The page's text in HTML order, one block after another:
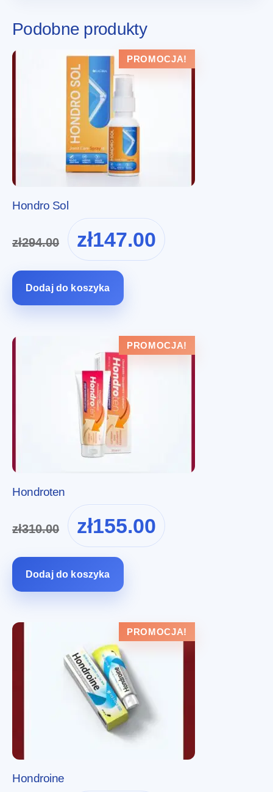
Podobne produkty
PROMOCJA!
Hondro Sol
zł294.00
Pierwotna
cena
wynosiła:
zł147.00
cena
Dodaj do koszyka
PROMOCJA!
Hondroten
zł310.00
Pierwotna
cena
wynosiła:
zł155.00
cena
Dodaj do koszyka
PROMOCJA!
Hondroine